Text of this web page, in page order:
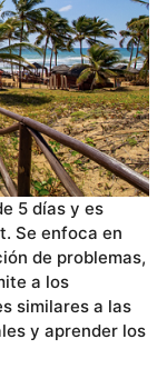
5 días y es
Se enfoca en
de problemas,
a los
similares a las
y aprender los